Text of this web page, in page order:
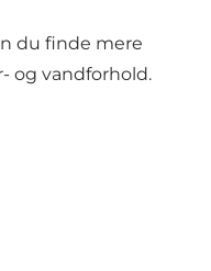
du finde mere
og vandforhold.